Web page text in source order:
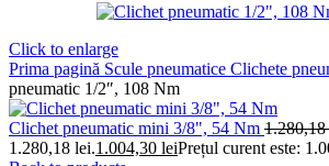
Click to enlarge
Prima pagină Scule pneumatice Clichete
pneumatic 1/2″, 108 Nm
Clichet pneumatic mini 3/8", 54 Nm 1.280,18
1.280,18 lei.1.004,30 leiPrețul curent este: